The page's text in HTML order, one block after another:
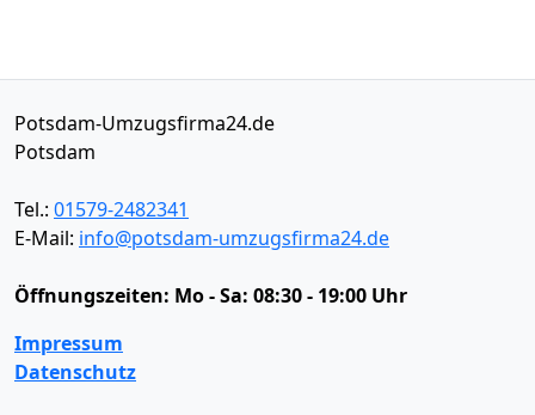
Potsdam-Umzugsfirma24.de
Potsdam
Tel.: 01579-2482341
E-Mail: info@potsdam-umzugsfirma24.de
Öffnungszeiten: Mo - Sa: 08:30 - 19:00 Uhr
Impressum
Datenschutz